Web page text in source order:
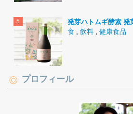
発芽ハトムギ酵素 発
食
飲料 健康食品
プロフィール